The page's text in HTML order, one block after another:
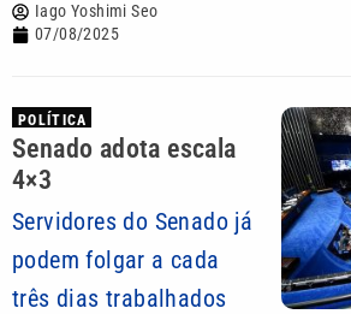
Iago Yoshimi Seo
07/08/2025
POLÍTICA
Senado adota escala
4×3
Servidores do Senado já
podem folgar a cada
três dias trabalhados